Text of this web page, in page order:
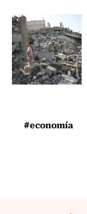
#economía